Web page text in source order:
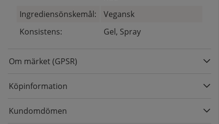
Ingrediensönskemål:
Vegansk
Konsistens:
Gel, Spray
Om märket (GPSR)
Köpinformation
Kundomdömen